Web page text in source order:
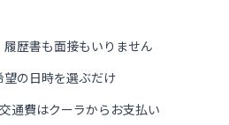
歴書も面接もいりません
の日時を選ぶだけ
通費はクーラからお支払い